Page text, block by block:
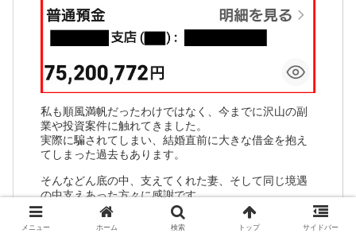
私も順風満帆だったわけではなく、今までに沢山の副
業や投資案件に触れてきました。
実際に騙されてしまい、結婚直前に大きな借金を抱え
てしまった過去もあります。
そんなどん底の中、支えてくれた妻、そして同じ境遇
の中支えあった方々に感謝です。
今では悪質な副業に騙されてしまった方や、投資詐欺
メニュー ホーム 検索 トップ サイドバー